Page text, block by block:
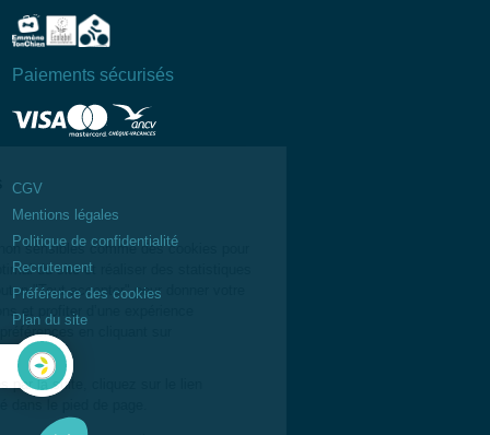
Paiements sécurisés
CGV
Mentions légales
Politique de confidentialité
Recrutement
Préférence des cookies
Plan du site
Calculez
votre
empreinte